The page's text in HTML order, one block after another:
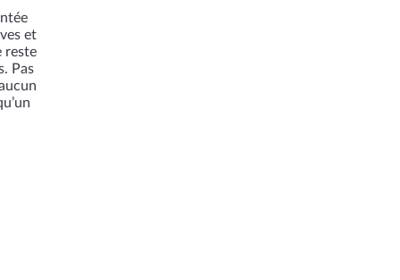
et
reste
Pas